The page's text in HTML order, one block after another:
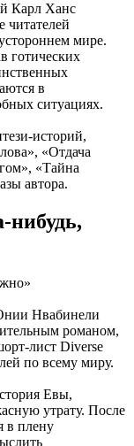
Карл Ханс
читателей
мире.
готических
в
ситуациях.
историй,
«Отдача
«Тайна
автора.
нибудь,
Нвабинели
романом,
лист Diverse
по всему миру.
Евы,
утрату. После
в плену